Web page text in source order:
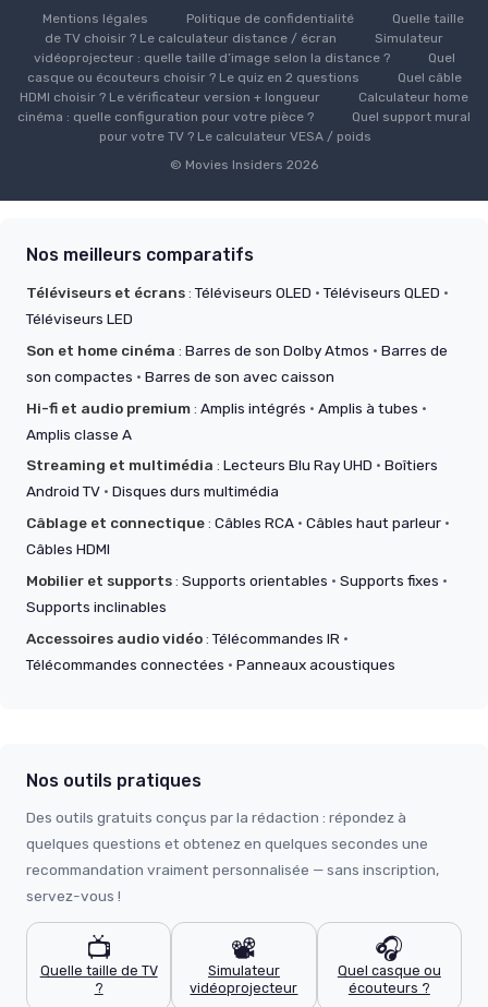
Mentions légales Politique de confidentialité
Quelle taille
de TV choisir ? Le calculateur distance / écran
Simulateur
vidéoprojecteur : quelle taille d’image selon la distance ?
Quel
casque ou écouteurs choisir ? Le quiz en 2 questions
Quel câble
HDMI choisir ? Le vérificateur version + longueur
Calculateur home
cinéma : quelle configuration pour votre pièce ?
Quel support mural
pour votre TV ? Le calculateur VESA / poids
© Movies Insiders 2026
Nos meilleurs comparatifs
Téléviseurs et écrans:Téléviseurs OLED ·Téléviseurs QLED ·
Téléviseurs LED
Son et home cinéma : Barres de son Dolby Atmos · Barres de
son compactes · Barres de son avec caisson
Hi-fi et audio premium: Amplis intégrés · Amplis à tubes ·
Amplis classe A
Streaming et multimédia : Lecteurs Blu Ray UHD · Boîtiers
Android TV · Disques durs multimédia
Câblage et connectique: Câbles RCA · Câbles haut parleur ·
Câbles HDMI
Mobilier et supports: Supports orientables · Supports fixes ·
Supports inclinables
Accessoires audio vidéo:Télécommandes IR ·
Télécommandes connectées · Panneaux acoustiques
Nos outils pratiques
Des outils gratuits conçus par la rédaction : répondez à
quelques questions et obtenez en quelques secondes une
recommandation vraiment personnalisée — sans inscription,
servez-vous !
📺
Quelle taille de TV
?
📽️
Simulateur
vidéoprojecteur
🎧
Quel casque ou
écouteurs ?